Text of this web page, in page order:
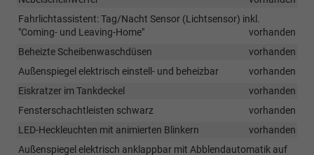
Fahrlichtassistent: Tag/Nacht Sensor (Lichtsensor) inkl.
"Coming- und Leaving-Home"
vorhanden
Beheizte Scheibenwaschdüsen
vorhanden
Außenspiegel elektrisch einstell- und beheizbar
vorhanden
Eiskratzer im Tankdeckel
vorhanden
Fensterschachtleisten schwarz
vorhanden
LED-Heckleuchten mit animierten Blinkern
vorhanden
Außenspiegel elektrisch anklappbar mit Abblendautomatik auf